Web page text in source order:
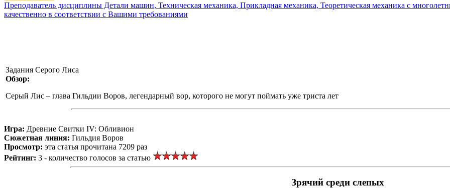
Преподаватель дисциплины Детали машин, Техническая механика, Прикладная механика, Теоретическая механика с
качественно в соответствии с Вашими требованиями
Задания Серого Лиса
Обзор:
Серый Лис – глава Гильдии Воров, легендарный вор, которого не могут поймать уже триста лет
Игра: Древние Свитки IV: Обливион
Сюжетная линия: Гильдия Воров
Просмотр: эта статья прочитана 7209 раз
Рейтинг: 3 - количество голосов за статью
Зрячий среди слепых